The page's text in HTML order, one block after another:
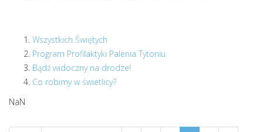
Wszystkich Świętych
Program Profilaktyki Palenia Tytoniu
Bądź widoczny na drodze!
Co robimy w świetlicy?
NaN